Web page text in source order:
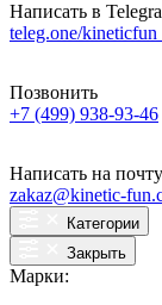
Написать в
teleg.one/
Позвонить
+7 (499) 938-93-46
Написать на почту
zakaz@kinetic-
Категории
Закрыть
Марки: